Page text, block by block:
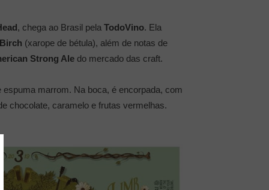
, chega ao Brasil pela TodoVino. Ela
(xarope de bétula), além de notas de
Strong Aledo mercado das craft.
marrom. Na boca, é encorpada, com
chocolate, caramelo e frutas vermelhas.